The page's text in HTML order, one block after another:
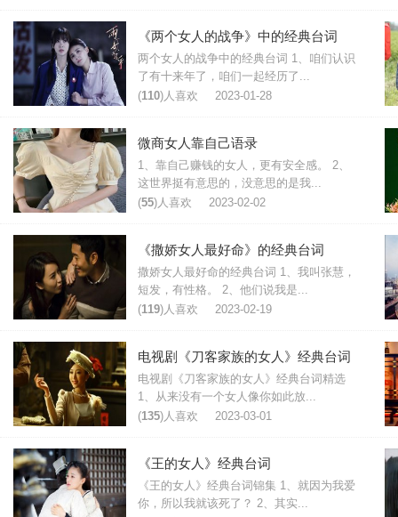
《两个女人的战争》中的经典台词
两个女人的战争中的经典台词 1、咱们认识
了有十来年了，咱们一起经历了...
(110)人喜欢 2023-01-28
微商女人靠自己语录
1、靠自己赚钱的女人，更有安全感。 2、
这世界挺有意思的，没意思的是我...
(55)人喜欢 2023-02-02
《撒娇女人最好命》的经典台词
撒娇女人最好命的经典台词 1、我叫张慧，
短发，有性格。 2、他们说我是...
(119)人喜欢 2023-02-19
电视剧《刀客家族的女人》经典台词
电视剧《刀客家族的女人》经典台词精选
1、从来没有一个女人像你如此放...
(135)人喜欢 2023-03-01
《王的女人》经典台词
《王的女人》经典台词锦集 1、就因为我爱
你，所以我就该死了？ 2、其实...